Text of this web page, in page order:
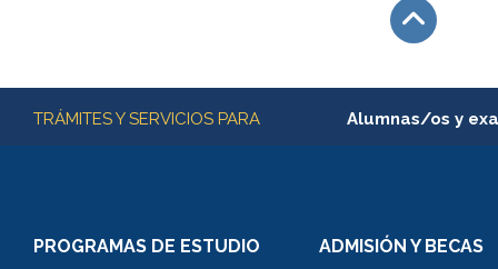
Más información
TRÁMITES Y SERVICIOS PARA Alumnas/os y
PROGRAMAS DE ESTUDIO ADMISIÓN Y BECAS